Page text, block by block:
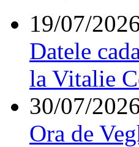
19/07/
Datele
la Vitalie
30/07/
Ora de